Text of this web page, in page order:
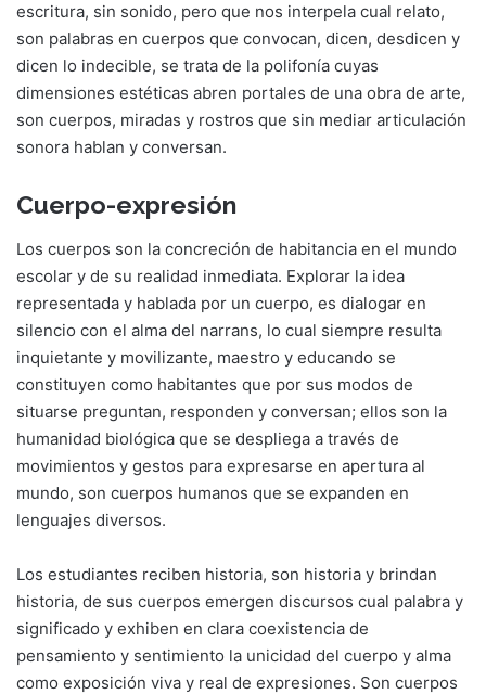
escritura, sin sonido, pero que nos interpela cual relato,
son palabras en cuerpos que convocan, dicen, desdicen y
dicen lo indecible, se trata de la polifonía cuyas
dimensiones estéticas abren portales de una obra de arte,
son cuerpos, miradas y rostros que sin mediar articulación
sonora hablan y conversan.
Cuerpo-expresión
Los cuerpos son la concreción de habitancia en el mundo
escolar y de su realidad inmediata. Explorar la idea
representada y hablada por un cuerpo, es dialogar en
silencio con el alma del narrans, lo cual siempre resulta
inquietante y movilizante, maestro y educando se
constituyen como habitantes que por sus modos de
situarse preguntan, responden y conversan; ellos son la
humanidad biológica que se despliega a través de
movimientos y gestos para expresarse en apertura al
mundo, son cuerpos humanos que se expanden en
lenguajes diversos.
Los estudiantes reciben historia, son historia y brindan
historia, de sus cuerpos emergen discursos cual palabra y
significado y exhiben en clara coexistencia de
pensamiento y sentimiento la unicidad del cuerpo y alma
como exposición viva y real de expresiones. Son cuerpos